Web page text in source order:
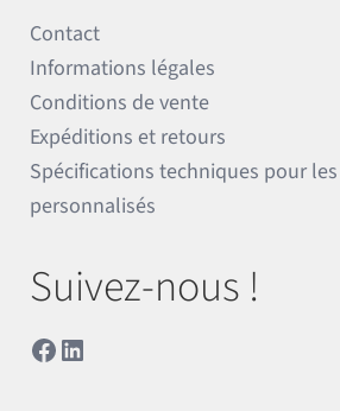
Contact
Informations légales
Conditions de vente
Expéditions et retours
Spécifications techniques pour
personnalisés
Suivez-nous !
Facebook
LinkedIn